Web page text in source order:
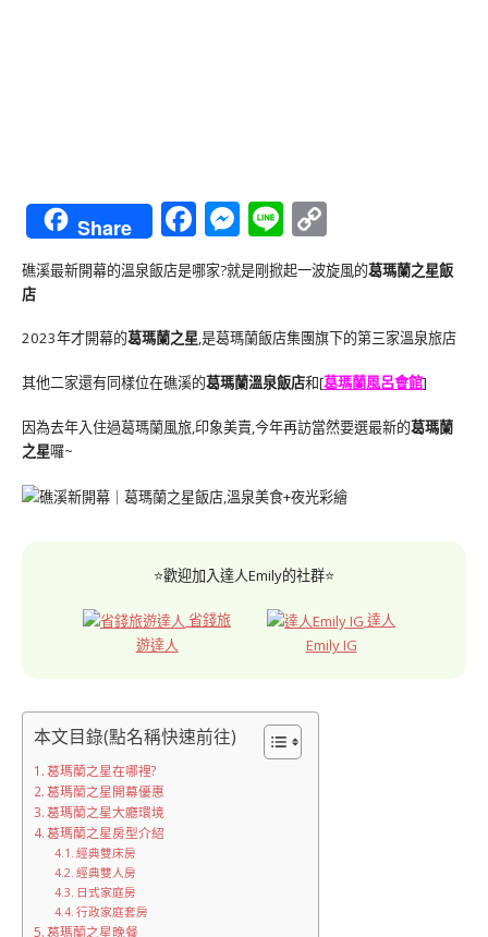
Share Facebook
Messenger
Line
Link
礁溪最新開幕的溫泉飯店是哪家?就是剛掀起一波旋風的葛瑪蘭之星飯
店
2023年才開幕的葛瑪蘭之星,是葛瑪蘭飯店集團旗下的第三家溫泉旅店
其他二家還有同樣位在礁溪的葛瑪蘭溫泉飯店和[葛瑪蘭風呂會館]
因為去年入住過葛瑪蘭風旅,印象美賣,今年再訪當然要選最新的葛瑪蘭
之星囉~
⭐歡迎加入達人Emily的社群⭐
省錢旅
遊達人
達人
Emily IG
本文目錄(點名稱快速前往)
葛瑪蘭之星在哪裡?
葛瑪蘭之星開幕優惠
葛瑪蘭之星大廳環境
葛瑪蘭之星房型介紹
經典雙床房
經典雙人房
日式家庭房
行政家庭套房
葛瑪蘭之星晚餐